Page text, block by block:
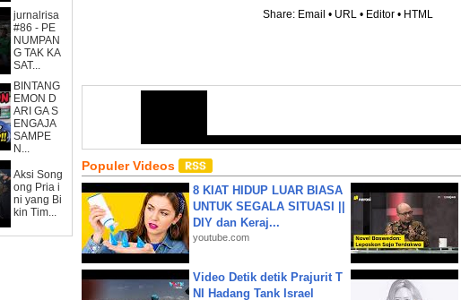
jurnalrisa
#86 - PE
NUMPAN
G TAK KA
SAT...
BINTANG
EMON D
ARI GA S
ENGAJA
SAMPE
N...
Aksi Song
ong Pria i
ni yang Bi
kin Tim...
Share: Email • URL • Editor • HTML
Populer Videos
8 KIAT HIDUP LUAR BIASA
UNTUK SEGALA SITUASI ||
DIY dan Keraj...
youtube.com
Video Detik detik Prajurit T
NI Hadang Tank Israel